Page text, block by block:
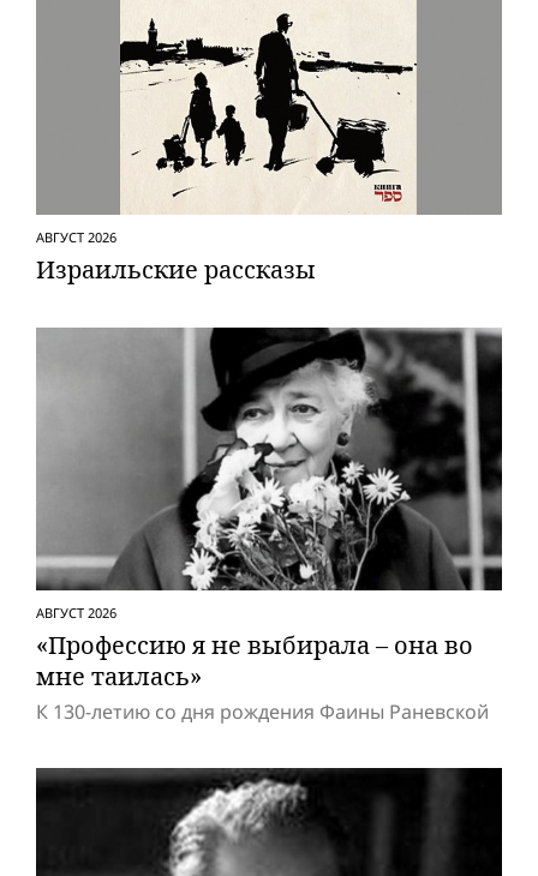
АВГУСТ 2026
Израильские рассказы
АВГУСТ 2026
«Профессию я не выбирала – она во
мне таилась»
К 130-летию со дня рождения Фаины Раневской